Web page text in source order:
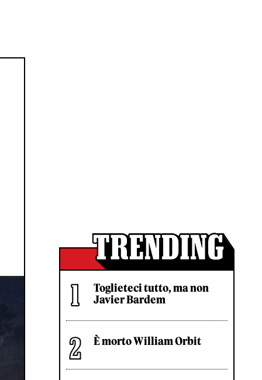
Toglieteci tutto, ma non
Javier Bardem
È morto William Orbit